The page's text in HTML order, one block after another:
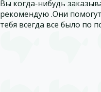
Вы когда-нибудь
рекомендую .Они
тебя всегда все было по